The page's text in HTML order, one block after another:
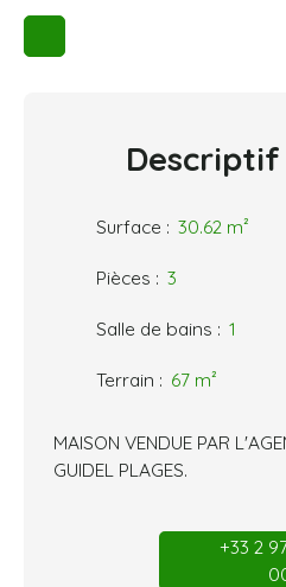
Descriptif
Surface : 30.62 m²
Pièces : 3
Salle de bains : 1
Terrain : 67 m²
MAISON VENDUE PAR
GUIDEL PLAGES.
+33 2